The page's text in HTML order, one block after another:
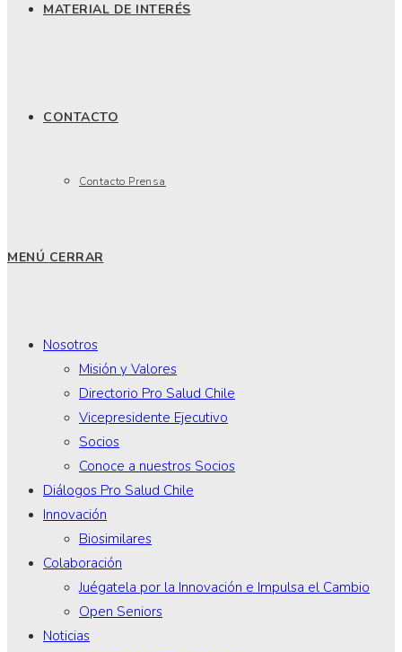
MATERIAL DE INTERÉS
CONTACTO
Contacto Prensa
MENÚ CERRAR
Nosotros
Misión y Valores
Directorio Pro Salud Chile
Vicepresidente Ejecutivo
Socios
Conoce a nuestros Socios
Diálogos Pro Salud Chile
Innovación
Biosimilares
Colaboración
Juégatela por la Innovación e Impulsa el Cambio
Open Seniors
Noticias